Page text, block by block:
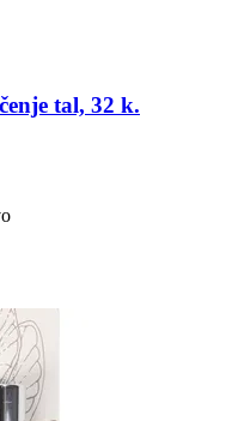
tal, 32 k.